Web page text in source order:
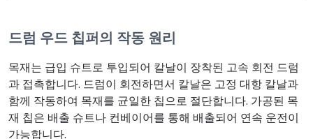
드럼 우드 칩퍼의 작동 원리
목재는 급입 슈트로 투입되어 칼날이 장착된 고속 회전 드럼
과 접촉합니다. 드럼이 회전하면서 칼날은 고정 대항 칼날과
함께 작동하여 목재를 균일한 칩으로 절단합니다. 가공된 목
재 칩은 배출 슈트나 컨베이어를 통해 배출되어 연속 운전이
가능합니다.